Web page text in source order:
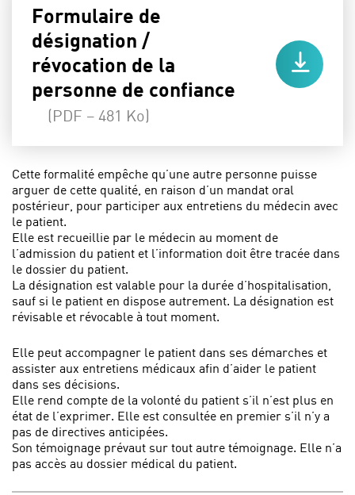
Formulaire de
désignation /
révocation de la
personne de confiance
(PDF – 481 Ko)
Cette formalité empêche qu’une autre personne puisse
arguer de cette qualité, en raison d’un mandat oral
postérieur, pour participer aux entretiens du médecin avec
le patient.
Elle est recueillie par le médecin au moment de
l’admission du patient et l’information doit être tracée dans
le dossier du patient.
La désignation est valable pour la durée d’hospitalisation,
sauf si le patient en dispose autrement. La désignation est
révisable et révocable à tout moment.
Elle peut accompagner le patient dans ses démarches et
assister aux entretiens médicaux afin d’aider le patient
dans ses décisions.
Elle rend compte de la volonté du patient s’il n’est plus en
état de l’exprimer. Elle est consultée en premier s’il n’y a
pas de directives anticipées.
Son témoignage prévaut sur tout autre témoignage. Elle n’a
pas accès au dossier médical du patient.